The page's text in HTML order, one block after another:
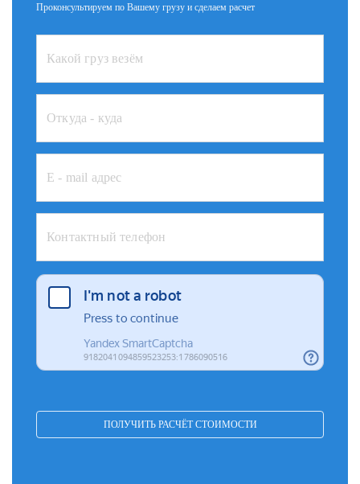
Проконсультируем по Вашему грузу и сделаем расчет
ПОЛУЧИТЬ РАСЧЁТ СТОИМОСТИ